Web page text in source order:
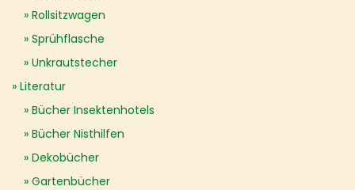
Rollsitzwagen
Sprühflasche
Unkrautstecher
Literatur
Bücher Insektenhotels
Bücher Nisthilfen
Dekobücher
Gartenbücher